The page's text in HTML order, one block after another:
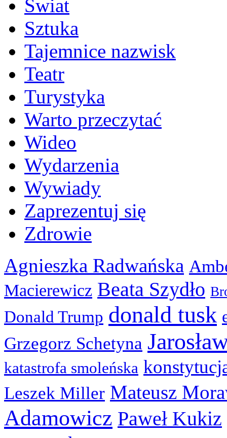
Świat
Sztuka
Tajemnice nazwisk
Teatr
Turystyka
Warto przeczytać
Wideo
Wydarzenia
Wywiady
Zaprezentuj się
Zdrowie
Agnieszka Radwańska
Macierewicz Beata Szydło
Donald Trump donald tusk
Grzegorz Schetyna
katastrofa smoleńska
Leszek Miller Mateusz
Adamowicz Paweł Kukiz